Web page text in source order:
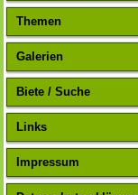
Themen
Galerien
Biete / Suche
Links
Impressum